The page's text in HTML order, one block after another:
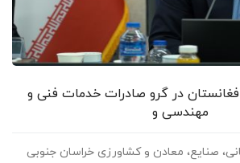
در گرو صادرات خدمات فنی و
مهندسی و
صنایع، معادن و کشاورزی خراسان جنوبی